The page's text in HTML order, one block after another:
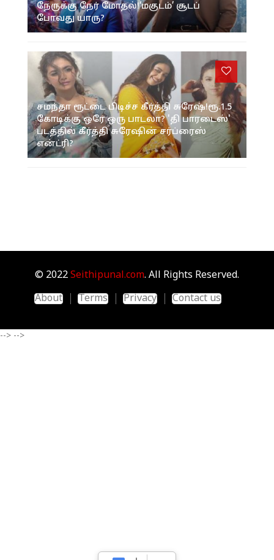
நேருக்கு நேர் மோதல்!‘மகுடம்’ சூடப்
போவது யாரு?
சமந்தா ரூட்டை பிடிச்ச கீர்த்தி சுரேஷ்!ரூ.1.5
கோடிக்கு ஒரே ஒரு பாடலா? 'தி பாரடைஸ்'
படத்தில் கீர்த்தி சுரேஷின் சர்ப்ரைஸ்
என்ட்ரி?
© 2022 Seithipunal.com. All Rights Reserved.
About
Terms Privacy Contact us
--> -->